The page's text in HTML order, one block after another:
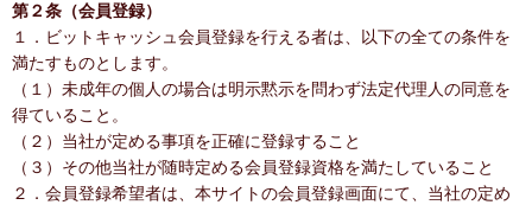
第２条（会員登録）
１．ビットキャッシュ会員登録を行える者は、以下の全ての条件を
満たすものとします。
（１）未成年の個人の場合は明示黙示を問わず法定代理人の同意を
得ていること。
（２）当社が定める事項を正確に登録すること
（３）その他当社が随時定める会員登録資格を満たしていること
２．会員登録希望者は、本サイトの会員登録画面にて、当社の定め